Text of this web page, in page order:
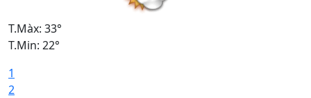
T.Màx: 33°
T.Min: 22°
1
2